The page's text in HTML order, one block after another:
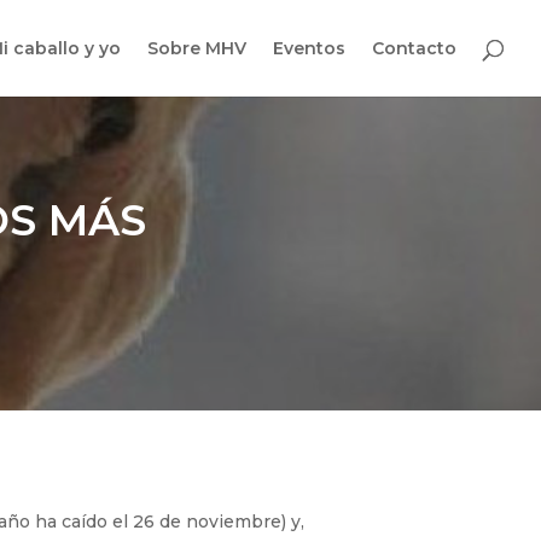
caballo y yo Sobre MHV Eventos Contacto
MÁS
ha caído el 26 de noviembre) y,